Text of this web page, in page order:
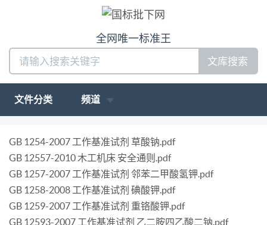
全网唯一标准王
文库搜索
文件分类 频道
GB 1254-2007 工作基准试剂 草酸钠.pdf
GB 12557-2010 木工机床 安全通则.pdf
GB 1257-2007 工作基准试剂 邻苯二甲酸氢钾.pdf
GB 1258-2008 工作基准试剂 碘酸钾.pdf
GB 1259-2007 工作基准试剂 重铬酸钾.pdf
GB 12593-2007 工作基准试剂 乙二胺四乙酸二钠.pdf